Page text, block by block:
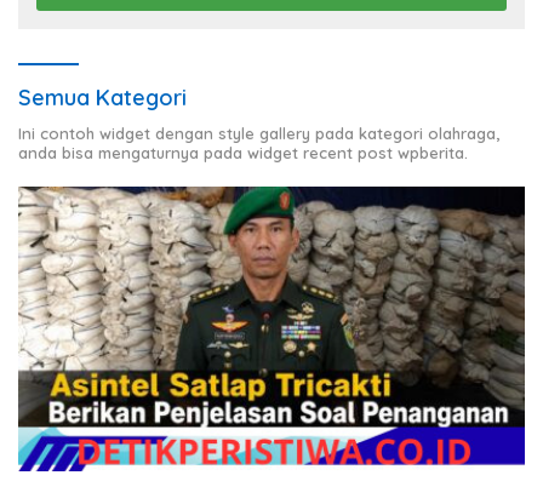
Semua Kategori
Ini contoh widget dengan style gallery pada kategori olahraga,
anda bisa mengaturnya pada widget recent post wpberita.